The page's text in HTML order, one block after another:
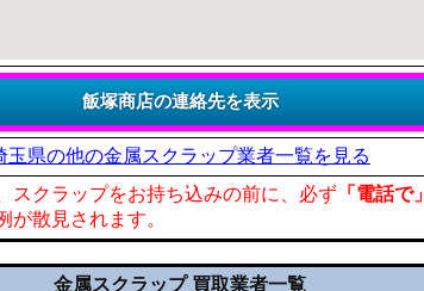
玉県の他の金属スクラップ業者一覧を見る
スクラップをお持ち込みの前に、必ず 「電話で」
散見されます。
金属スクラップ 買取業者一覧